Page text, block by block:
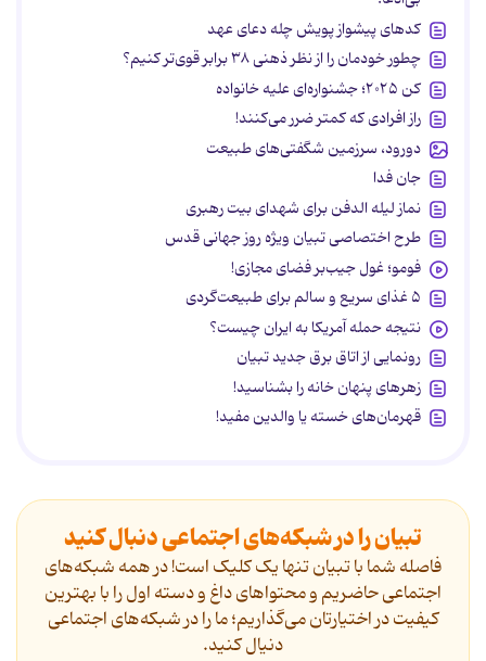
کدهای پیشواز پویش چله دعای عهد
چطور خودمان را از نظر ذهنی ۳۸ برابر قوی‌تر کنیم؟
کن ۲۰۲۵؛ جشنواره‌ای علیه خانواده
راز افرادی که کمتر ضرر می‌کنند!
دورود، سرزمین شگفتی‌های طبیعت
جان فدا
نماز لیله الدفن برای شهدای بیت رهبری
طرح اختصاصی تبیان ویژه روز جهانی قدس
فومو؛ غول جیب‌بر فضای مجازی!
۵ غذای سریع و سالم برای طبیعت‌گردی
نتیجه حمله آمریکا به ایران چیست؟
رونمایی از اتاق برق جدید تبیان
زهرهای پنهان خانه را بشناسید!
قهرمان‌های خسته یا والدین مفید!
تبیان را در شبکه‌های اجتماعی دنبال کنید
فاصله شما با تبیان تنها یک کلیک است! در همه شبکه‌های
اجتماعی حاضریم و محتواهای داغ و دسته اول را با بهترین
کیفیت در اختیارتان می‌گذاریم؛ ما را در شبکه‌های اجتماعی
دنیال کنید.